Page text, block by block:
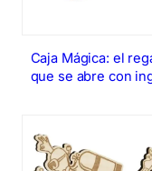
Caja Mágica: el
que se abre con